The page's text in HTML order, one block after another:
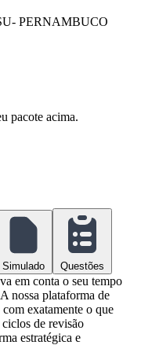
PERNAMBUCO
pacote acima.
Simulado Questões
em conta o seu tempo
nossa plataforma de
exatamente o que
de revisão
estratégica e